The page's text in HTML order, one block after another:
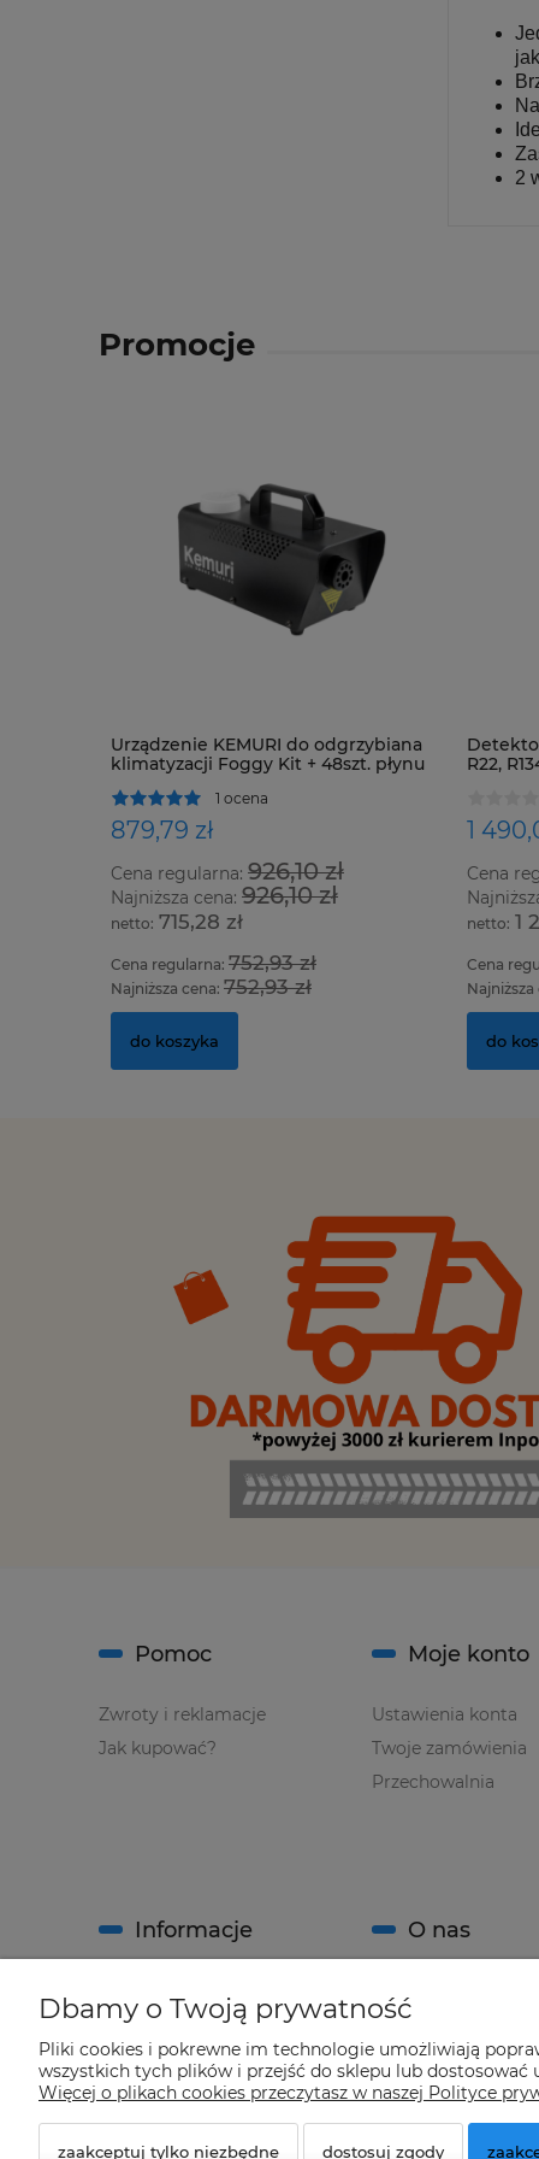
2
Promocje
Urządzenie KEMURI do odgrzybiana
klimatyzacji Foggy Kit + 48szt. płynu
1 ocena
879,79 zł
Cena regularna: 926,10 zł
Najniższa cena: 926,10 zł
715,28 zł
Cena regularna: 752,93 zł
Najniższa cena: 752,93 zł
do koszyka
R22,
1
Cena
1
Cena
do
Pomoc
Zwroty i reklamacje
Jak kupować?
Moje konto
Ustawienia konta
Twoje zamówienia
Przechowalnia
Informacje
Polityka prywatności
System Rabatowy sklepu
"Climatools"
O nas
O firmie
Dbamy o Twoją prywatność
Pliki cookies i pokrewne im technologie umożliwiają
wszystkich tych plików i przejść do sklepu lub
Więcej o plikach cookies przeczytasz w naszej Polityce
zaakceptuj tylko niezbędne dostosuj zgody